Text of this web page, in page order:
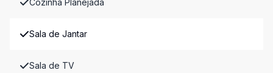
Cozinha Planejada
Sala de Jantar
Sala de TV